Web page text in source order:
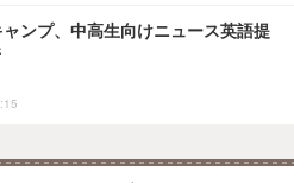
ンプ、中高生向けニュース英語提